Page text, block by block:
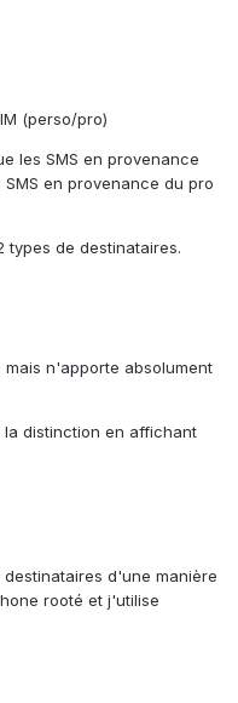
(perso/pro)
les SMS en provenance
en provenance du pro
types de destinataires.
n'apporte absolument
la distinction en affichant
d'une manière
rooté et j'utilise